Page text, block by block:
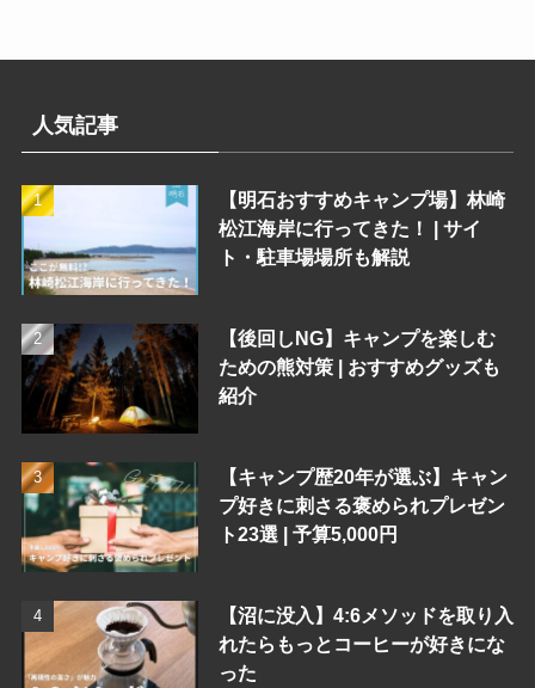
人気記事
【明石おすすめキャンプ場】林崎
松江海岸に行ってきた！ | サイ
ト・駐車場場所も解説
【後回しNG】キャンプを楽しむ
ための熊対策 | おすすめグッズも
紹介
【キャンプ歴20年が選ぶ】キャン
プ好きに刺さる褒められプレゼン
ト23選 | 予算5,000円
【沼に没入】4:6メソッドを取り入
れたらもっとコーヒーが好きにな
った